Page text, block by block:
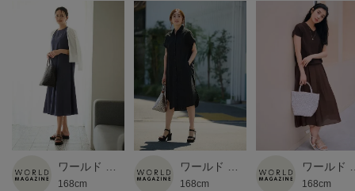
革 ステッチ（商品番号：P25-30416）もご用意しております。
【素材】
【シリーズについて】
ロープ状にした革を、職人の手で一つずつ編み上げた メッシュバッグシリー
ズ〈ブレッツァ〉強度がある「バッファローレザー」を使用することで、使
い込むほどに革が馴染み、経年変化をお愉しみいただけます。
ワールド マガジン
168cm
ワールド マガジン
168cm
ワー
168cm